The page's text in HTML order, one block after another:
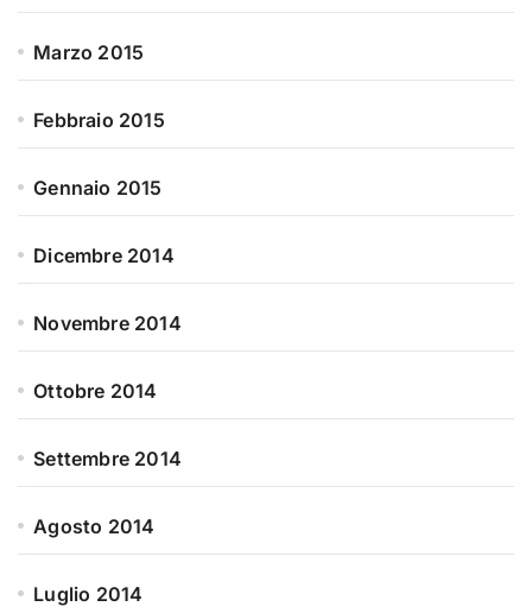
Marzo 2015
Febbraio 2015
Gennaio 2015
Dicembre 2014
Novembre 2014
Ottobre 2014
Settembre 2014
Agosto 2014
Luglio 2014